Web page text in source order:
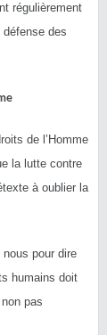
régulièrement
des
de l’Homme
la lutte contre
à oublier la
pour dire
humains doit
pas